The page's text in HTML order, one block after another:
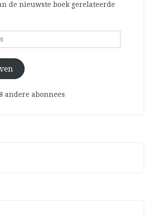
de nieuwste boek gerelateerde
andere abonnees